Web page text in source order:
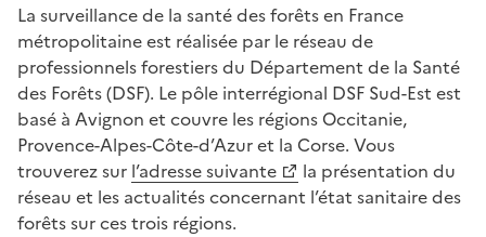
La surveillance de la santé des forêts en France
métropolitaine est réalisée par le réseau de
professionnels forestiers du Département de la Santé
des Forêts (DSF). Le pôle interrégional DSF Sud-Est est
basé à Avignon et couvre les régions Occitanie,
Provence-Alpes-Côte-d’Azur et la Corse. Vous
trouverez sur l’adresse suivante
la présentation du
réseau et les actualités concernant l’état sanitaire des
forêts sur ces trois régions.